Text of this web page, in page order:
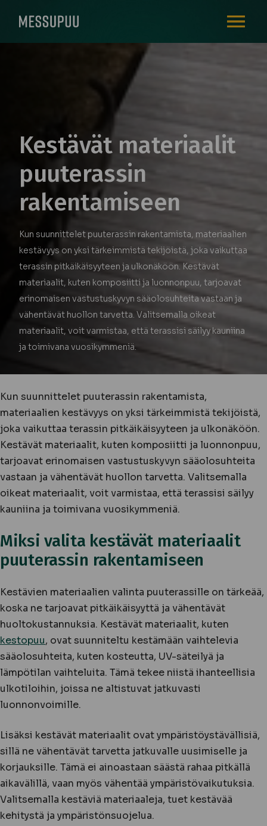
Kestävät materiaalit
puuterassin
rakentamiseen
Kun suunnittelet puuterassin rakentamista, materiaalien
kestävyys on yksi tärkeimmistä tekijöistä, joka vaikuttaa
terassin pitkäikäisyyteen ja ulkonäköön. Kestävät
materiaalit, kuten komposiitti ja luonnonpuu, tarjoavat
erinomaisen vastustuskyvyn sääolosuhteita vastaan ja
vähentävät huollon tarvetta. Valitsemalla oikeat
materiaalit, voit varmistaa, että terassisi säilyy kauniina
ja toimivana vuosikymmeniä.
Kun suunnittelet puuterassin rakentamista,
materiaalien kestävyys on yksi tärkeimmistä tekijöistä,
joka vaikuttaa terassin pitkäikäisyyteen ja ulkonäköön.
Kestävät materiaalit, kuten komposiitti ja luonnonpuu,
tarjoavat erinomaisen vastustuskyvyn sääolosuhteita
vastaan ja vähentävät huollon tarvetta. Valitsemalla
oikeat materiaalit, voit varmistaa, että terassisi säilyy
kauniina ja toimivana vuosikymmeniä.
Miksi valita kestävät materiaalit
puuterassin rakentamiseen
Kestävien materiaalien valinta puuterassille on tärkeää,
koska ne tarjoavat pitkäikäisyyttä ja vähentävät
huoltokustannuksia. Kestävät materiaalit, kuten
kestopuu, ovat suunniteltu kestämään vaihtelevia
sääolosuhteita, kuten kosteutta, UV-säteilyä ja
lämpötilan vaihteluita. Tämä tekee niistä ihanteellisia
ulkotiloihin, joissa ne altistuvat jatkuvasti
luonnonvoimille.
Lisäksi kestävät materiaalit ovat ympäristöystävällisiä,
sillä ne vähentävät tarvetta jatkuvalle uusimiselle ja
korjauksille. Tämä ei ainoastaan säästä rahaa pitkällä
aikavälillä, vaan myös vähentää ympäristövaikutuksia.
Valitsemalla kestäviä materiaaleja, tuet kestävää
kehitystä ja ympäristönsuojelua.